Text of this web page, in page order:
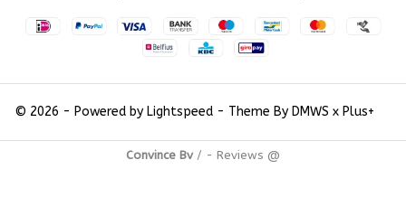
© 2026 - Powered by Lightspeed- Theme By DMWS x Plus+
Convince Bv/ - Reviews @